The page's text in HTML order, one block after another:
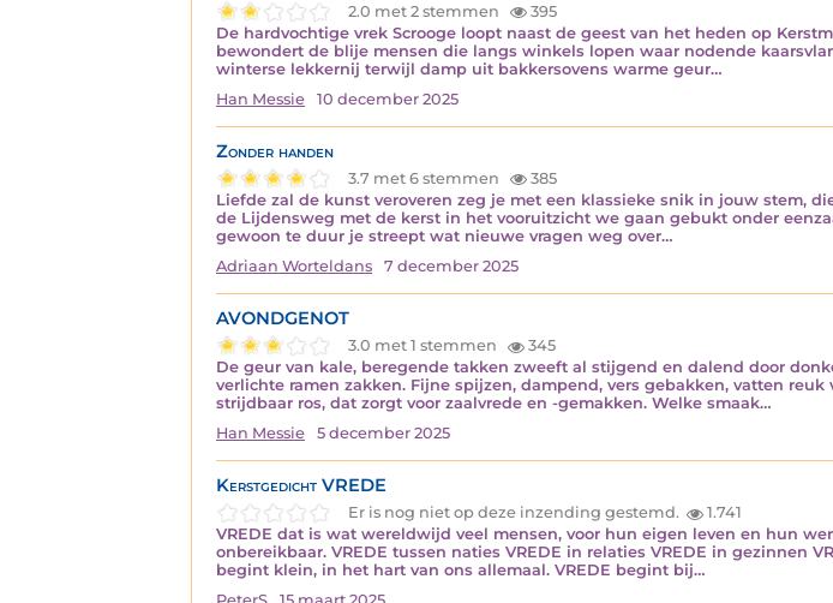
2.0 met 2 stemmen
395
De hardvochtige vrek Scrooge loopt naast de geest van het heden op
bewondert de blije mensen die langs winkels lopen waar nodende
winterse lekkernij terwijl damp uit bakkersovens warme geur…
Han Messie
10 december 2025
Zonder handen
3.7 met 6 stemmen
385
Liefde zal de kunst veroveren zeg je met een klassieke snik in jouw stem,
de Lijdensweg met de kerst in het vooruitzicht we gaan gebukt onder
gewoon te duur je streept wat nieuwe vragen weg over…
Adriaan Worteldans
7 december 2025
AVONDGENOT
3.0 met 1 stemmen
345
De geur van kale, beregende takken zweeft al stijgend en dalend door
verlichte ramen zakken. Fijne spijzen, dampend, vers gebakken, vatten
strijdbaar ros, dat zorgt voor zaalvrede en -gemakken. Welke smaak…
Han Messie
5 december 2025
Kerstgedicht VREDE
Er is nog niet op deze inzending gestemd.
1.741
VREDE dat is wat wereldwijd veel mensen, voor hun eigen leven en hun
onbereikbaar. VREDE tussen naties VREDE in relaties VREDE in gezinnen
begint klein, in het hart van ons allemaal. VREDE begint bij…